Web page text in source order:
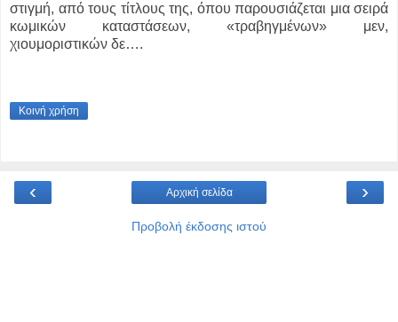
στιγμή, από τους τίτλους της, όπου παρουσιάζεται μια σειρά
κωμικών καταστάσεων, «τραβηγμένων» μεν,
χιουμοριστικών δε….
Κοινή χρήση
‹ ›
Αρχική σελίδα
Προβολή έκδοσης ιστού